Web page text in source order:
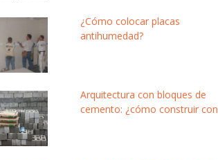
¿Cómo colocar placas
antihumedad?
Arquitectura con bloques de
cemento: ¿cómo construir con